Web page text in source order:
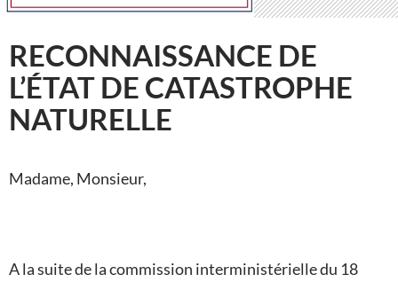
RECONNAISSANCE DE
L’ÉTAT DE CATASTROPHE
NATURELLE
Madame, Monsieur,
A la suite de la commission interministérielle du 18